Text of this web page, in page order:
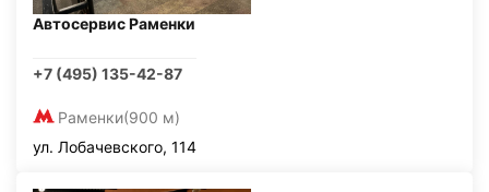
Автосервис Раменки
+7 (495) 135-42-87
Раменки(900 м)
ул. Лобачевского, 114